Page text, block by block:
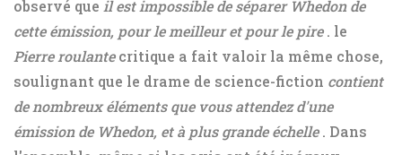
observé que il est impossible de séparer Whedon de
cette émission, pour le meilleur et pour le pire. le
Pierre roulantecritique a fait valoir la même chose,
soulignant que le drame de science-fiction contient
de nombreux éléments que vous attendez d'une
émission de Whedon, et à plus grande échelle. Dans